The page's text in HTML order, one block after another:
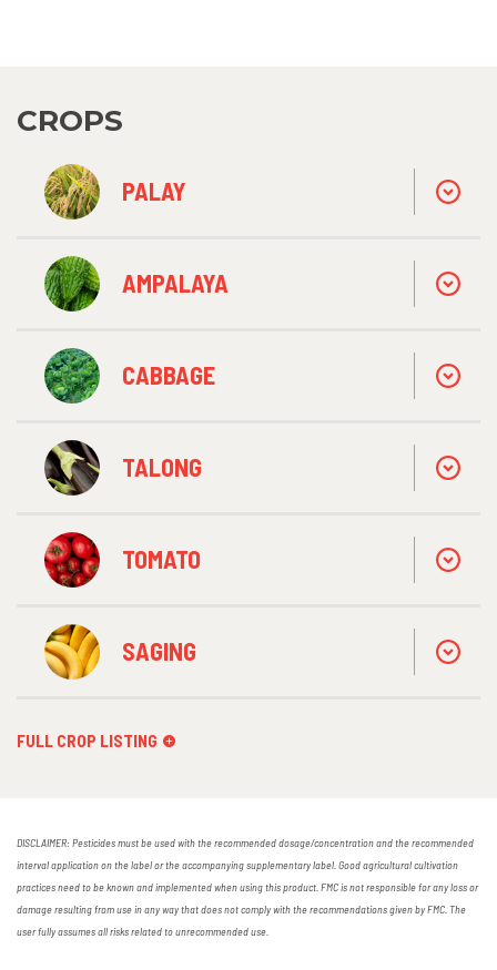
CROPS
PALAY
AMPALAYA
CABBAGE
TALONG
TOMATO
SAGING
FULL CROP LISTING
DISCLAIMER: Pesticides must be used with the recommended dosage/concentration and the recommended
interval application on the label or the accompanying supplementary label. Good agricultural cultivation
practices need to be known and implemented when using this product. FMC is not responsible for any loss or
damage resulting from use in any way that does not comply with the recommendations given by FMC. The
user fully assumes all risks related to unrecommended use.